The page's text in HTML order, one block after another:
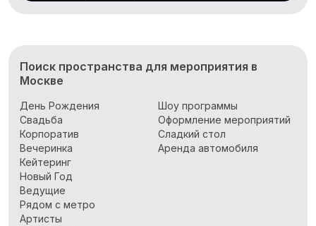
Поиск пространства для мероприятия в
Москве
День Рождения
Свадьба
Корпоратив
Вечеринка
Кейтеринг
Новый Год
Ведущие
Рядом с метро
Артисты
Шоу программы
Оформление мероприятий
Сладкий стол
Аренда автомобиля